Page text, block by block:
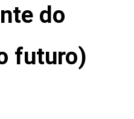
do
futuro)